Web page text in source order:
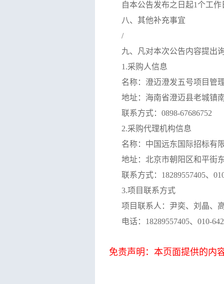
自本公告发布之日起1个工作
八、其他补充事宜
/
九、凡对本次公告内容提出
1.采购人信息
名称：澄迈澄发五号项目管
地址： 海南省澄迈县老城镇
联系方式： 0898-67686752
2.采购代理机构信息
名称：中国远东国际招标有
地址：北京市朝阳区和平街
联系方式： 18289557405、
3.项目联系方式
项目联系人：尹奕、刘晶、
电话： 18289557405、010-
免责声明：本页面提供的内